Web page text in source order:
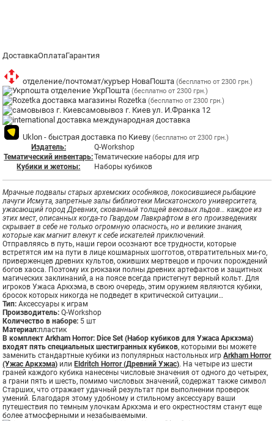
ДоставкаОплатаГарантия
отделение/почтомат/куръер НоваПошта(бесплатно от 2300 грн.)
отделение УкрПошта(бесплатно от 2300 грн.)
магазины Rozetka(бесплатно от 2300 грн.)
самовывоз г. Киев ул. И.Франка 12
международная доставка
Uklon - быстрая доставка по Киеву(бесплатно от 2300 грн.)
Издатель:
Q-Workshop
Тематический инвентарь:Тематические наборы для игр
Кубики и жетоны:
Наборы кубиков
Мрачные подвалы старых архемских особняков, покосившиеся рыбацкие
лачуги Исмута, запретные залы библиотеки Мискатонского университета,
ужасающий город Древних, скованный толщей вековых льдов… каждое из
этих мест, описанных когда-то Гвардом Лавкрафтом в его произведениях
скрывает в себе не только огромную опасность, но и великие знания,
которые как магнит влекут к себе искателей приключений.
Отправляясь в путь, наши герои осознают все трудности, которые
встретятся им на пути в лице кошмарных шогготов, отвратительных ми-го,
приверженцев древних культов, оживших мертвецов и прочих порождений
богов хаоса. Поэтому их рюкзаки полны древних артефактов и защитных
магических заклинаний, а на поясе всегда пристегнут верный кольт. Для
игроков Ужаса Аркхэма, в свою очередь, этим оружием являются кубики,
бросок которых никогда не подведет в критической ситуации…
Тип: Аксессуары к играм
Производитель: Q-Workshop
Количество в наборе: 5 шт
Материал:пластик
В комплект Arkham Horror: Dice Set (Набор кубиков для Ужаса Аркхэма)
входят пять специальных шестигранных кубиков, которыми вы можете
заменить стандартные кубики из популярных настольных игрArkham Horror
(Ужас Аркхэма) или Eldritch Horror (Древний Ужас). На четыре из шести
граней каждого кубика нанесены числовые значения от одного до четырех,
а грани пять и шесть, помимо числовых значений, содержат также символ
Старших, что отражает удачный результат при выполнении проверок
умений. Благодаря этому удобному и стильному аксессуару ваши
путешествия по темным улочкам Аркхэма и его окрестностям станут еще
более атмосферными и незабываемыми.